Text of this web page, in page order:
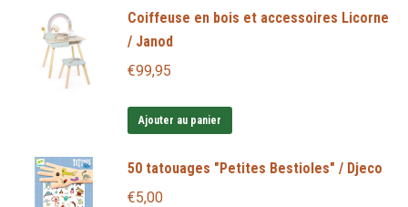
Coiffeuse en bois et accessoires Licorne
/ Janod
€99,95
Ajouter au panier
50 tatouages "Petites Bestioles" / Djeco
€5,00